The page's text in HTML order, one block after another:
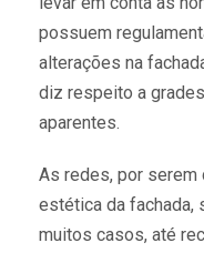
possuem
alterações na
diz respeito a
aparentes.
As redes, por serem
estética da fachada,
muitos casos, até